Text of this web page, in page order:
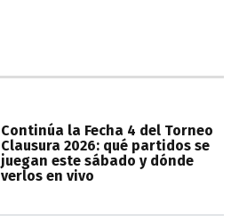
Continúa la Fecha 4 del Torneo
Clausura 2026: qué partidos se
juegan este sábado y dónde
verlos en vivo